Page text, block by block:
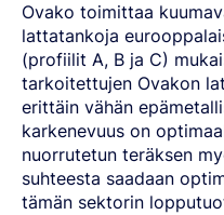
Ovako toimittaa
lattatankoja
(profiilit A, B ja C)
tarkoitettujen Ovakon
erittäin vähän
karkenevuus on
nuorrutetun teräksen
suhteesta saadaan
tämän sektorin